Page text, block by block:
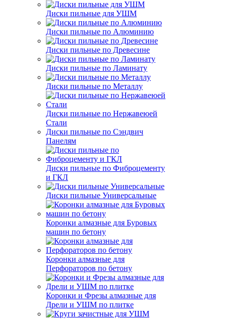
Диски пильные для УШМ
Диски пильные по Алюминию
Диски пильные по Древесине
Диски пильные по Ламинату
Диски пильные по Металлу
Диски пильные по Нержавеюей
Стали
Диски пильные по Сэндвич
Панелям
Диски пильные по Фиброцементу
и ГКЛ
Диски пильные Универсальные
Коронки алмазные для Буровых
машин по бетону
Коронки алмазные для
Перфораторов по бетону
Коронки и Фрезы алмазные для
Дрели и УШМ по плитке